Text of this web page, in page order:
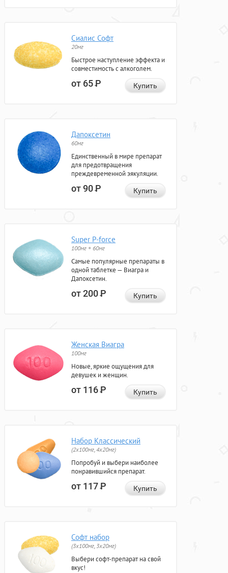
Сиалис Софт
20мг
Быстрое наступление эффекта и
совместимость с алкоголем.
от 65Р Купить
Дапоксетин
60мг
Единственный в мире препарат
для предотвращения
преждевременной эякуляции.
от 90Р Купить
Super P-force
100мг + 60мг
Самые популярные препараты в
одной таблетке — Виагра и
Дапоксетин.
от 200Р Купить
Женская Виагра
100мг
Новые, яркие ощущения для
девушек и женщин.
от 116Р Купить
Набор Классический
(2x100мг, 4x20мг)
Попробуй и выбери наиболее
понравившийся препарат.
от 117Р Купить
Софт набор
(3x100мг, 3x20мг)
Выбери софт-препарат на свой
вкус!